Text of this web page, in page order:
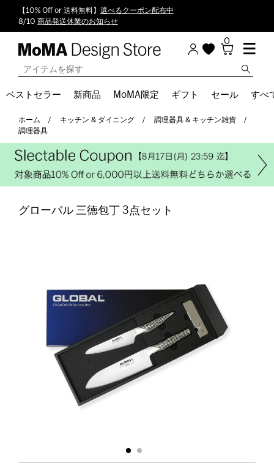
【10% Off or 送料無料】 選べるクーポン配布中
8/10 商品発送休業のお知らせ
0
ベストセラー 新商品 MoMA限定 ギフト セール すべ
ホーム キッチン & ダイニング
調理器具 & キッチン雑貨
調理器具
グローバル 三徳包丁 3点セット